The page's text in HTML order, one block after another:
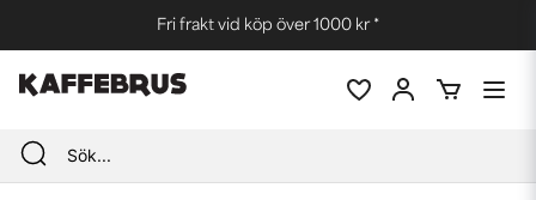
Fri frakt vid köp över 1000 kr *